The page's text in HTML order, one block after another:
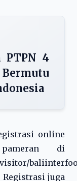
PTPN 4
Bermutu
online
di
Registrasi juga